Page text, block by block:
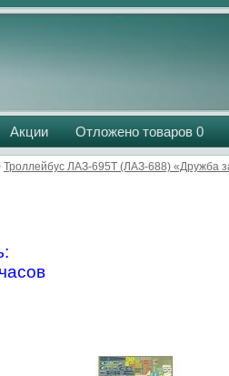
Акции Отложено товаров 0
Троллейбус ЛАЗ-695Т (ЛАЗ-688) «Дружба